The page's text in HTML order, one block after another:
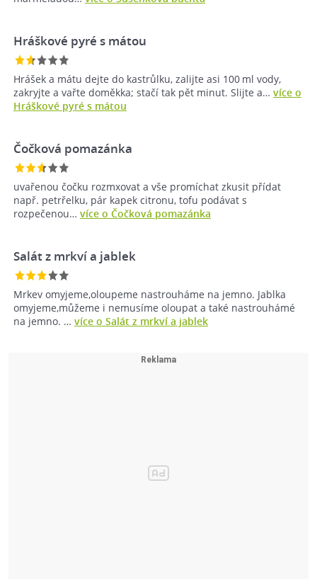
Hráškové pyré s mátou
Hrášek a mátu dejte do kastrůlku, zalijte asi 100 ml vody,
zakryjte a vařte doměkka; stačí tak pět minut. Slijte a… více o
Hráškové pyré s mátou
Čočková pomazánka
uvařenou čočku rozmxovat a vše promíchat zkusit přídat
např. petrřelku, pár kapek citronu, tofu podávat s
rozpečenou… více o Čočková pomazánka
Salát z mrkví a jablek
Mrkev omyjeme,oloupeme nastrouháme na jemno. Jablka
omyjeme,můžeme i nemusíme oloupat a také nastrouhámé
na jemno. … více o Salát z mrkví a jablek